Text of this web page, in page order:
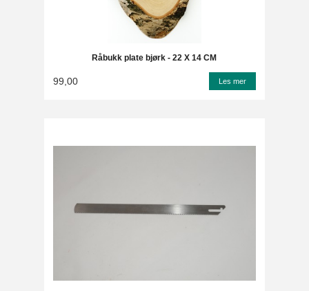
Råbukk plate bjørk - 22 X 14 CM
99,00 Les mer